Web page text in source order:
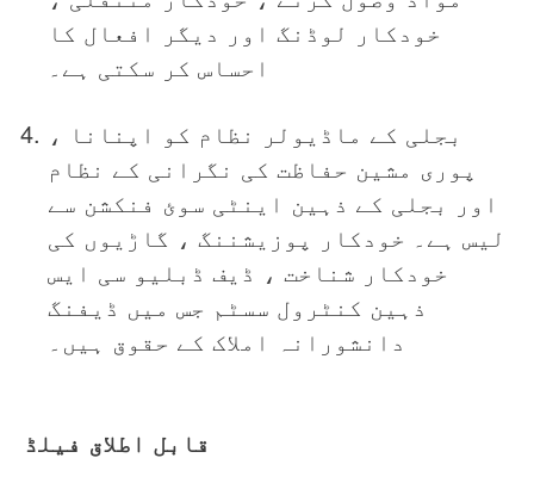
خودکار لوڈنگ اور دیگر افعال کا
احساس کر سکتی ہے۔
بجلی کے ماڈیولر نظام کو اپنانا ،
پوری مشین حفاظت کی نگرانی کے نظام
اور بجلی کے ذہین اینٹی سوئ فنکشن سے
لیس ہے۔ خودکار پوزیشننگ ، گاڑیوں کی
خودکار شناخت ، ڈیف ڈبلیو سی ایس
ذہین کنٹرول سسٹم جس میں ڈیفنگ
دانشورانہ املاک کے حقوق ہیں۔
قابل اطلاق فیلڈ